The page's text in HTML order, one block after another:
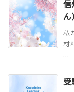
信
ん）
私
材
...
受